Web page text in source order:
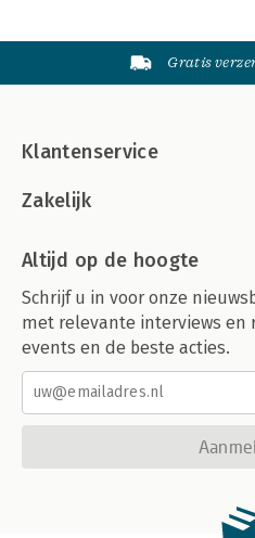
Gratis
Klantenservice
Zakelijk
Altijd op de hoogte
Schrijf u in voor onze
met relevante interviews en
events en de beste acties.